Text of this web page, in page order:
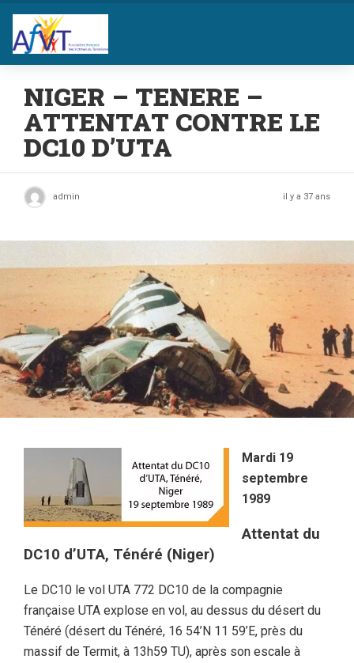
NIGER – TENERE –
ATTENTAT CONTRE LE
DC10 D’UTA
admin il y a 37 ans
Mardi 19
septembre
1989
Attentat du
DC10 d’UTA, Ténéré (Niger)
Le DC10 le vol UTA 772 DC10 de la compagnie
française UTA explose en vol, au dessus du désert du
Ténéré (désert du Ténéré, 16 54’N 11 59’E, près du
massif de Termit, à 13h59 TU), après son escale à